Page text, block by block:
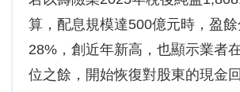
算，配息規模達500億元時，盈
28%，創近年新高，也顯示業者
位之餘，開始恢復對股東的現金回